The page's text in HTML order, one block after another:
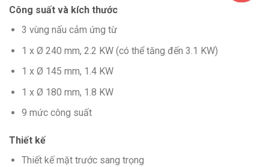
Công suất và kích thước
3 vùng nấu cảm ứng từ
1 x Ø 240 mm, 2.2 KW (có thể tăng đến 3.1 KW)
1 x Ø 145 mm, 1.4 KW
1 x Ø 180 mm, 1.8 KW
9 mức công suất
Thiết kế
Thiết kế mặt trước sang trọng